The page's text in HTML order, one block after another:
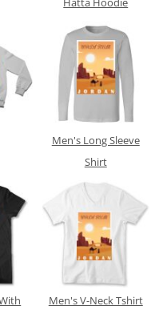
Men's Long Sleeve
Shirt
Men's V-Neck Tshirt